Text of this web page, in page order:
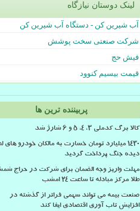
لینک دوستان نیازگاه
آب شیرین کن - دستگاه آب شیرین کن
شرکت صنعتی سخت پوشش
فیش حج
قیمت بیسیم کنوود
پربیننده ترین ها
کالا برگ کدملی 3، 4، 5 و 6 شارژ شد
۱۴۳۰ میلیارد تومان خسارت به مالکان خودرو های
دیده جنگ پرداخت گردید
مهلت واریز وجه الضمان برای شرکت در حراج
طلا مرکز مبادله تا ساعت ۲۴ امشب
صنعت بیمه می تواند سهمی فراتر از گذشته در
افزایش تاب آوری اقتصادی ایفا کند